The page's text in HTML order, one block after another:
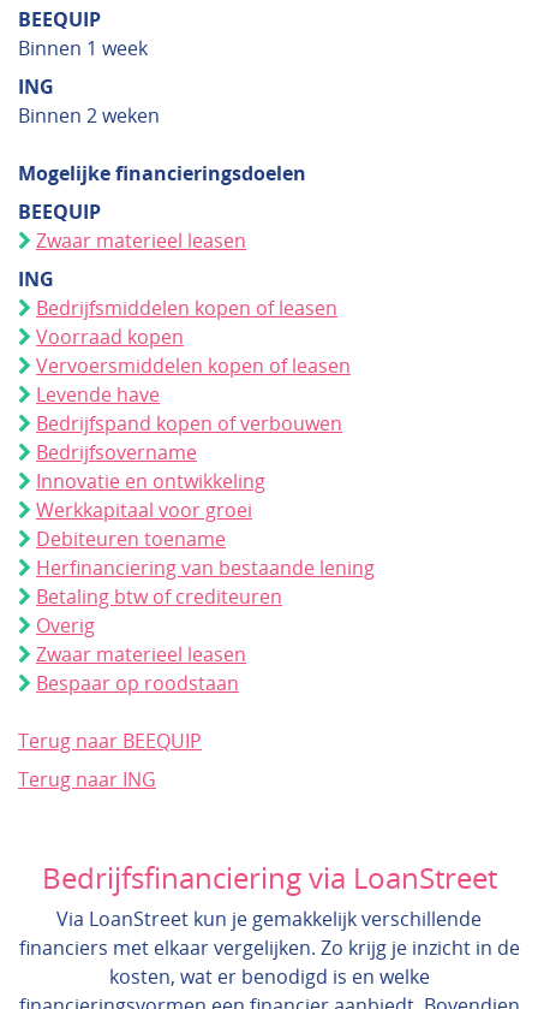
BEEQUIP
Binnen 1 week
ING
Binnen 2 weken
Mogelijke financieringsdoelen
BEEQUIP
Zwaar materieel leasen
ING
Bedrijfsmiddelen kopen of leasen
Voorraad kopen
Vervoersmiddelen kopen of leasen
Levende have
Bedrijfspand kopen of verbouwen
Bedrijfsovername
Innovatie en ontwikkeling
Werkkapitaal voor groei
Debiteuren toename
Herfinanciering van bestaande lening
Betaling btw of crediteuren
Overig
Zwaar materieel leasen
Bespaar op roodstaan
Terug naar BEEQUIP
Terug naar ING
Bedrijfsfinanciering via LoanStreet
Via LoanStreet kun je gemakkelijk verschillende
financiers met elkaar vergelijken. Zo krijg je inzicht in de
kosten, wat er benodigd is en welke